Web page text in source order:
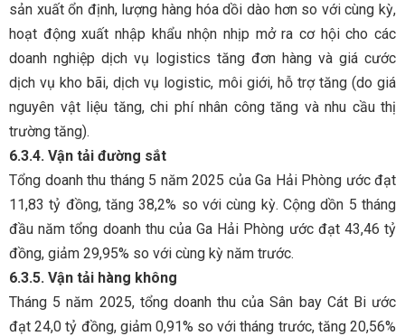
sản xuất ổn định, lượng hàng hóa dồi dào hơn so với cùng kỳ,
hoạt động xuất nhập khẩu nhộn nhịp mở ra cơ hội cho các
doanh nghiệp dịch vụ logistics tăng đơn hàng và giá cước
dịch vụ kho bãi, dịch vụ logistic, môi giới, hỗ trợ tăng (do giá
nguyên vật liệu tăng, chi phí nhân công tăng và nhu cầu thị
trường tăng).
6.3.4. Vận tải đường sắt
Tổng doanh thu tháng 5 năm 2025 của Ga Hải Phòng ước đạt
11,83 tỷ đồng, tăng 38,2% so với cùng kỳ. Cộng dồn 5 tháng
đầu năm tổng doanh thu của Ga Hải Phòng ước đạt 43,46 tỷ
đồng, giảm 29,95% so với cùng kỳ năm trước.
6.3.5. Vận tải hàng không
Tháng 5 năm 2025, tổng doanh thu của Sân bay Cát Bi ước
đạt 24,0 tỷ đồng, giảm 0,91% so với tháng trước, tăng 20,56%